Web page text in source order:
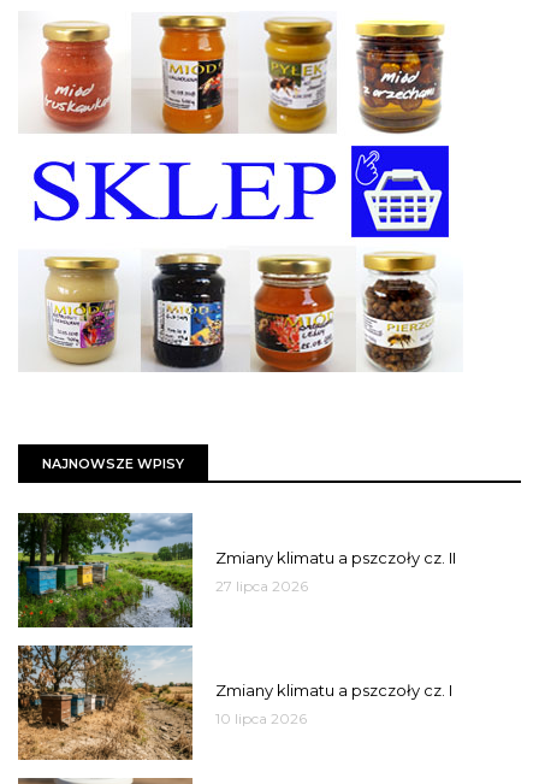
NAJNOWSZE WPISY
Zmiany klimatu a pszczoły cz. II
27 lipca 2026
Zmiany klimatu a pszczoły cz. I
10 lipca 2026